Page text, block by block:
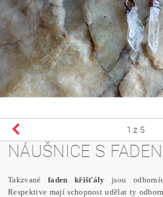
1 z 5
NÁUŠNICE S
Takzvané faden křišťály jsou
Respektive mají schopnost udělat ty